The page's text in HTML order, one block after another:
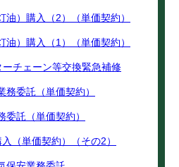
油）購入（2）（単価契約）
油）購入（1）（単価契約）
チェーン等交換緊急補修
委託（単価契約）
委託（単価契約）
（単価契約）（その2）